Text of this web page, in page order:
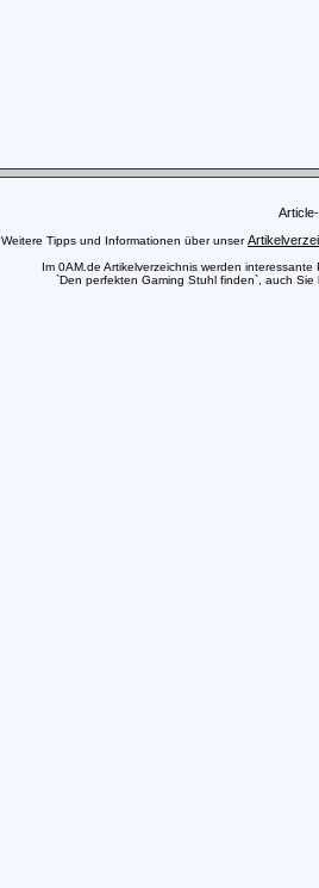
Weitere Tipps und Informationen über unser
Im 0AM.de Artikelverzeichnis werden
`Den perfekten Gaming Stuhl finden`, auch